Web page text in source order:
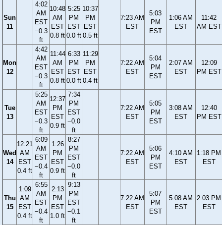
Sun
11
4:02
AM
EST
−0.3
ft
10:48
AM
EST
0.8 ft
5:25
PM
EST
0.0 ft
10:37
PM
EST
0.5 ft
7:23 AM
EST
5:03
PM
EST
1:06 AM
EST
11:42
AM EST
Mon
12
4:42
AM
EST
−0.3
ft
11:44
AM
EST
0.8 ft
6:33
PM
EST
0.0 ft
11:29
PM
EST
0.4 ft
7:22 AM
EST
5:04
PM
EST
2:07 AM
EST
12:09
PM EST
Tue
13
5:25
AM
EST
−0.3
ft
12:37
PM
EST
0.9 ft
7:34
PM
EST
−0.0
ft
7:22 AM
EST
5:05
PM
EST
3:08 AM
EST
12:40
PM EST
Wed
14
12:21
AM
EST
0.4 ft
6:09
AM
EST
−0.4
ft
1:26
PM
EST
0.9 ft
8:27
PM
EST
−0.0
ft
7:22 AM
EST
5:06
PM
EST
4:10 AM
EST
1:18 PM
EST
Thu
15
1:09
AM
EST
0.4 ft
6:55
AM
EST
−0.4
ft
2:13
PM
EST
1.0 ft
9:13
PM
EST
−0.1
ft
7:22 AM
EST
5:07
PM
EST
5:08 AM
EST
2:03 PM
EST